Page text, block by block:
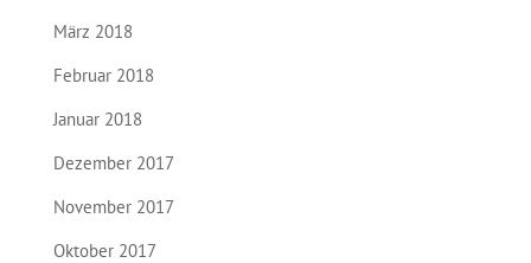
März 2018
Februar 2018
Januar 2018
Dezember 2017
November 2017
Oktober 2017